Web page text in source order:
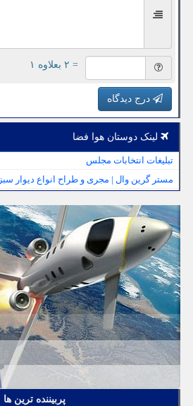
= ۲ بعلاوه ۱
درج دیدگاه
لینک دوستان هوا فضا
تبلیغات انتخابات مجلس
مستر گرین وال | مجری و طراح انواع دیوار سبز
پربیننده ترین ها